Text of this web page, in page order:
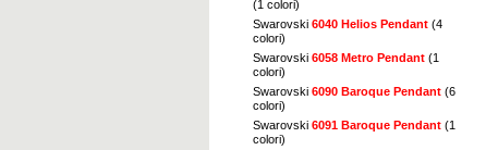
(1 colori)
Swarovski 6040 Helios Pendant (4
colori)
Swarovski 6058 Metro Pendant (1
colori)
Swarovski 6090 Baroque Pendant (6
colori)
Swarovski 6091 Baroque Pendant (1
colori)